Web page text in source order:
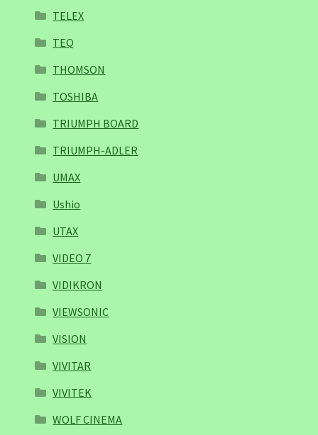
TELEX
TEQ
THOMSON
TOSHIBA
TRIUMPH BOARD
TRIUMPH-ADLER
UMAX
Ushio
UTAX
VIDEO 7
VIDIKRON
VIEWSONIC
VISION
VIVITAR
VIVITEK
WOLF CINEMA